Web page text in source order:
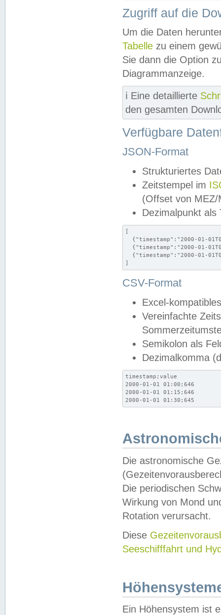
Zugriff auf die
Um die Daten
Tabelle zu einem
Sie dann die Option
Diagrammanzeige.
ℹ️ Eine detaillierte
den gesamten
Verfügbare
JSON-Format
Strukturiertes
Zeitstempel im
(Offset von MEZ/
Dezimalpunkt als
[
{"timestamp":"2000-01-
{"timestamp":"2000-01-
{"timestamp":"2000-01-
]
CSV-Format
Excel-
Vereinfachte
Semikolon als
Dezimalkomma
timestamp;value
2000-01-01 01:00;646
2000-01-01 01:15;646
2000-01-01 01:30;645
Die astronomische
Die periodischen
Wirkung von Mond
Rotation verursacht.
Diese
Seeschifffahrt und
Ein Höhensystem ist